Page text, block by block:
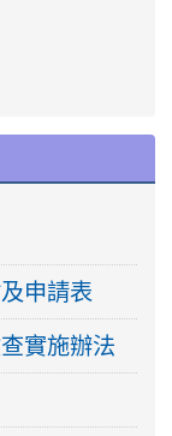
申請表
實施辦法